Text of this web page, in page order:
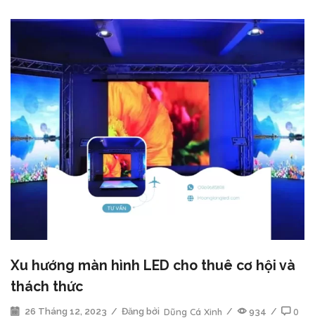
Xu hướng màn hình LED cho thuê cơ hội và
thách thức
26 Tháng 12, 2023 / Đăng bởi Dũng Cá Xinh / 934 / 0